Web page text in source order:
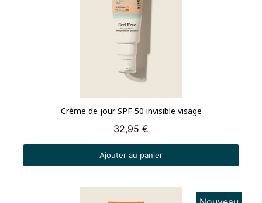
Aperçu rapide
Crème de jour SPF 50 invisible visage
32,95 €
Ajouter au panier